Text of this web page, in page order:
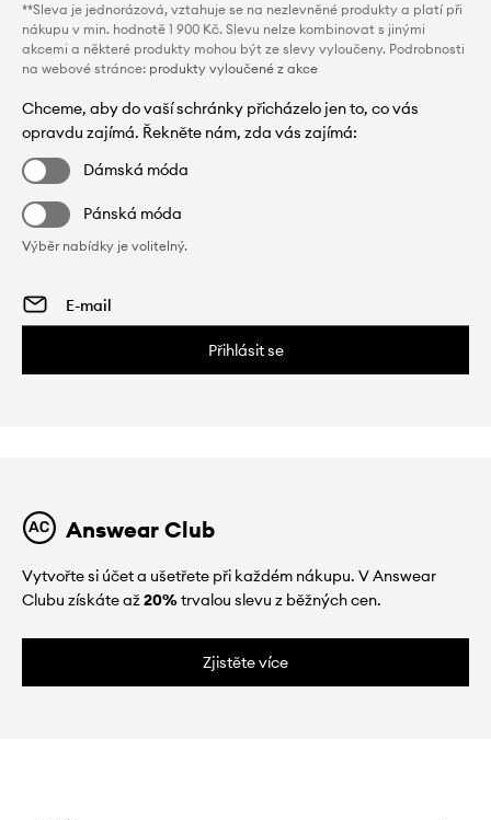
**Sleva je jednorázová, vztahuje se na nezlevněné produkty a platí při
nákupu v min. hodnotě 1 900 Kč. Slevu nelze kombinovat s jinými
akcemi a některé produkty mohou být ze slevy vyloučeny. Podrobnosti
na webové stránce: produkty vyloučené z akce
Chceme, aby do vaší schránky přicházelo jen to, co vás
opravdu zajímá. Řekněte nám, zda vás zajímá:
Dámská móda
Pánská móda
Výběr nabídky je volitelný.
Přihlásit se
Answear Club
Vytvořte si účet a ušetřete při každém nákupu. V Answear
Clubu získáte až20%trvalou slevu z běžných cen.
Zjistěte více